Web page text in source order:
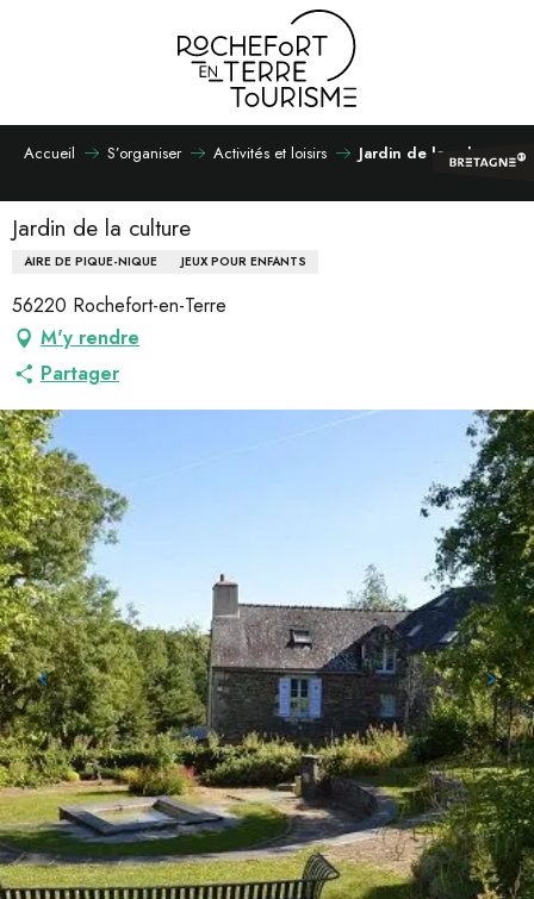
Accueil S’organiser Activités et loisirs Jardin de la culture
Jardin de la culture
AIRE DE PIQUE-NIQUE JEUX POUR ENFANTS
56220 Rochefort-en-Terre
M'y rendre
Partager